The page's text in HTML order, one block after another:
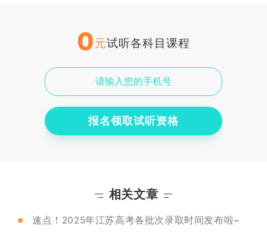
0元试听各科目课程
报名领取试听资格
相关文章
速点！2025年江苏高考各批次录取时间发布啦~